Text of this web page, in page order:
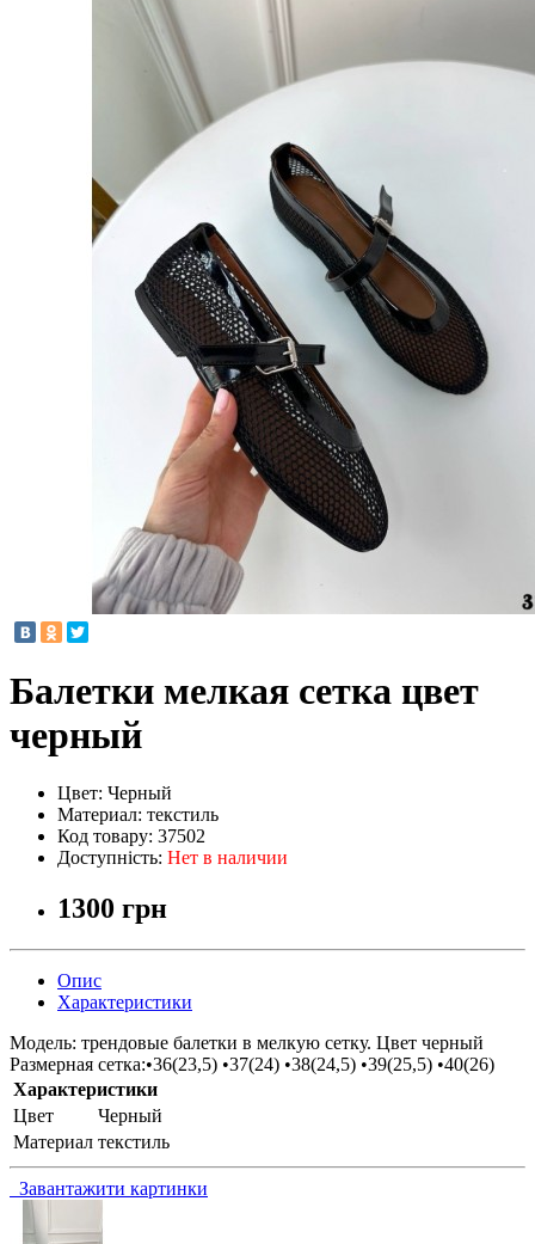
Балетки мелкая сетка цвет
черный
Цвет: Черный
Материал: текстиль
Код товару: 37502
Доступність: Нет в наличии
1300 грн
Опис
Характеристики
Модель: трендовые балетки в мелкую сетку. Цвет черный
Размерная сетка:•36(23,5) •37(24) •38(24,5) •39(25,5) •40(26)
Характеристики
Цвет
Черный
Материал текстиль
Завантажити картинки